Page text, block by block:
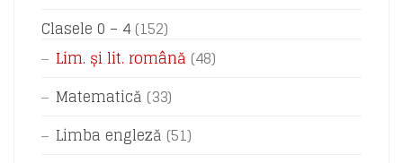
Clasele 0 – 4 (152)
Lim. și lit. română (48)
Matematică (33)
Limba engleză (51)